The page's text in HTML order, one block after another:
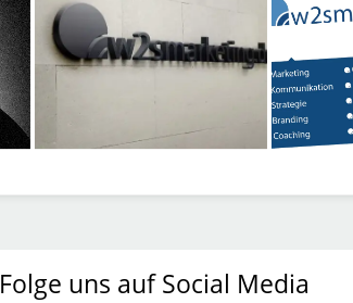
Folge uns auf Social Media